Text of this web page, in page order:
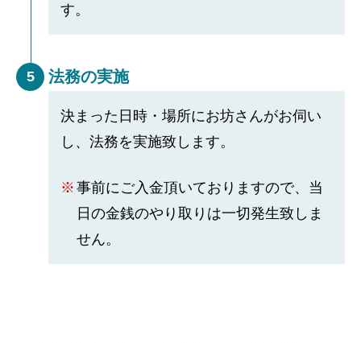
す。
5 法務の実施
決まった日時・場所にお坊さんがお伺い
し、法務を実施致します。
事前にご入金頂いておりますので、当
日の金銭のやり取りは一切発生致しま
せん。